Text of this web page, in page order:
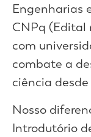
Engenharias
CNPq (Edital
com
combate a
ciência
Nosso
Introdutório